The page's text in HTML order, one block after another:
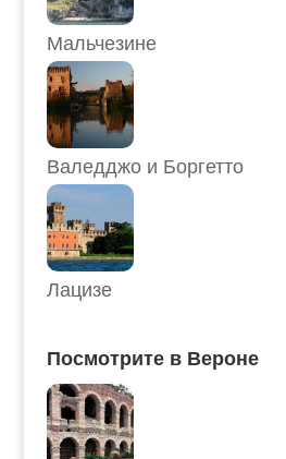
Мальчезине
Валедджо и Боргетто
Лацизе
Посмотрите в Вероне